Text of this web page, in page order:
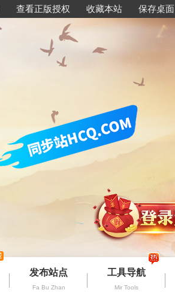
查看正版授权 收藏本站 保存桌面
发布站点
Fa Bu Zhan
工具导航
Mir Tools